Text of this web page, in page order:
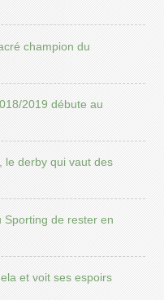
champion du
2019 débute au
le derby qui vaut des
Sporting de rester en
et voit ses espoirs